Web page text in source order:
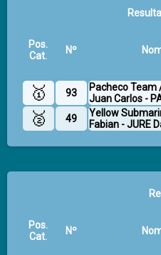
Pos.
Cat.
Nº
🥇 93
Pacheco Team
Juan Carlos -
🥈 49
Yellow
Fabian - JURE
Pos.
Cat.
Nº